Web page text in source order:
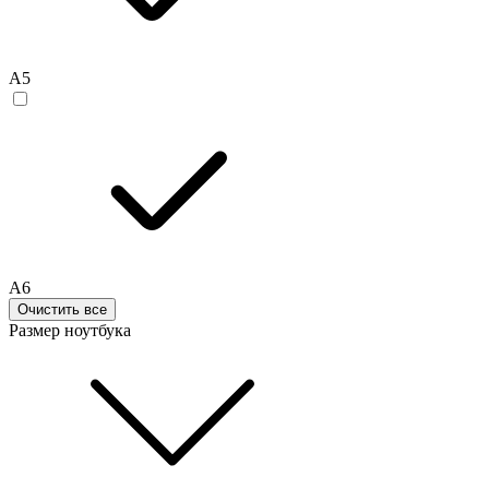
A5
A6
Очистить все
Размер ноутбука